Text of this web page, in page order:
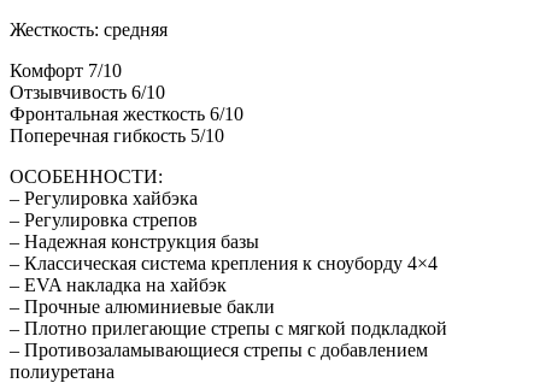
Жесткость: средняя
Комфорт 7/10
Отзывчивость 6/10
Фронтальная жесткость 6/10
Поперечная гибкость 5/10
ОСОБЕННОСТИ:
– Регулировка хайбэка
– Регулировка стрепов
– Надежная конструкция базы
– Классическая система крепления к сноуборду 4×4
– EVA накладка на хайбэк
– Прочные алюминиевые бакли
– Плотно прилегающие стрепы с мягкой подкладкой
– Противозаламывающиеся стрепы с добавлением
полиуретана